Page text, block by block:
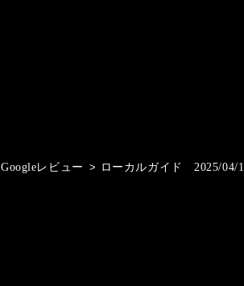
Googleレビュー > ローカルガイド 2025/04/